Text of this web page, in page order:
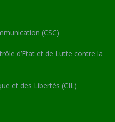
(CSC)
d’Etat et de Lutte contre la
et des Libertés (CIL)